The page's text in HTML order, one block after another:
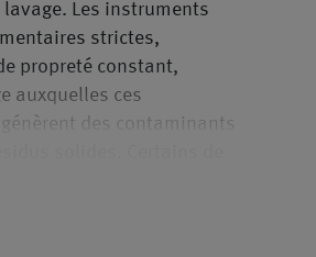
Les instruments
strictes,
propreté constant,
auxquelles ces
des contaminants